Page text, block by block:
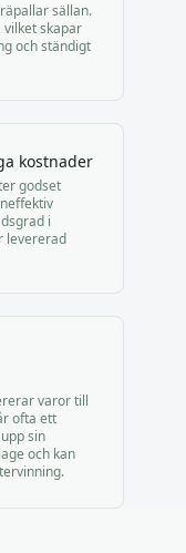
sällan.
skapar
och ständigt
kostnader
godset
i
levererad
varor till
ofta ett
sin
och kan